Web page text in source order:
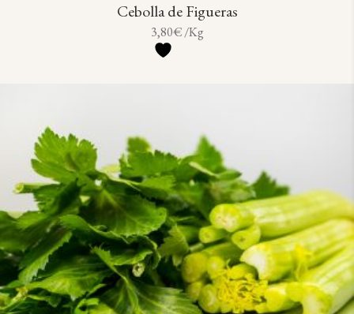
Cebolla de Figueras
3,80€/Kg